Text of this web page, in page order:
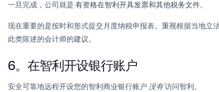
一旦完成，公司就是 有资格在智利开具发票和其他税务文件。
现在重要的是按时和形式提交月度纳税申报表。重视根据当地立
此类陈述的会计师的建议。
6。在智利开设银行账户
安全可靠地远程开设您的智利商业银行账户 没有访问智利。